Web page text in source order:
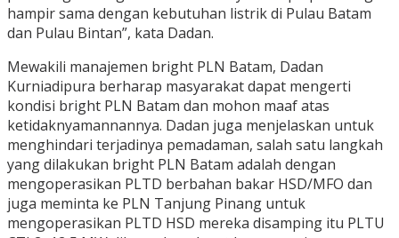
hampir sama dengan kebutuhan listrik di Pulau Batam
dan Pulau Bintan”, kata Dadan.
Mewakili manajemen bright PLN Batam, Dadan
Kurniadipura berharap masyarakat dapat mengerti
kondisi bright PLN Batam dan mohon maaf atas
ketidaknyamannannya. Dadan juga menjelaskan untuk
menghindari terjadinya pemadaman, salah satu langkah
yang dilakukan bright PLN Batam adalah dengan
mengoperasikan PLTD berbahan bakar HSD/MFO dan
juga meminta ke PLN Tanjung Pinang untuk
mengoperasikan PLTD HSD mereka disamping itu PLTU